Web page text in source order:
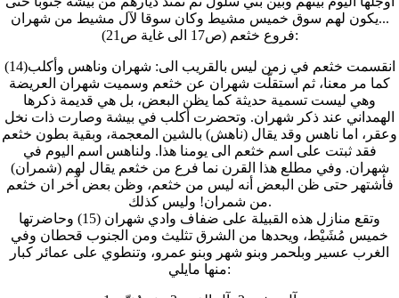
يكون لهم سوق خميس مشيط وكان سوقا لآل مشيط من شهران...
فروع خثعم (ص17 الى غاية ص21):
انقسمت خثعم في زمن ليس بالقريب الى: شهران وناهس وأكلب(14)
كما مر معنا، ثم استقلّت شهران عن خثعم وسميت شهران العريضة
وهي ليست تسمية حديثة كما يظن البعض، بل هي قديمة ذكرها
الهمداني عند ذكر شهران. وتحضرت أكلب في بيشة وصارت ذات نخل
وعقر، اما ناهس وقد يقال (ناهش) بالشين المعجمة، وبقية بطون خثعم
فقد ثبتت على اسم خثعم الى يومنا هذا. ولناهس اسم اليوم في
شهران. وفي مطلع هذا القرن نما فرع من خثعم يقال لهم (شمران)
فأشتهر حتى ظن البعض أنه ليس من خثعم، وظن بعض آخر ان خثعم
من شمران! وليس كذلك.
وتقع منازل هذه القبيلة على ضفاف وادي شهران (15) وحاضرتها
خميس مُشَيْط، ويحدها من الشرق تثليث ومن الجنوب قحطان وفي
الغرب عسير وبلحمر وبنو شهر وبنو عمرو، وتنطوي على عمائر كبار
منها مايلي: